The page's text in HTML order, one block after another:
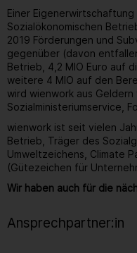
Einer
Sozialökonomischen
2019 Förderungen und
gegenüber (davon
Betrieb, 4,2 MIO Euro auf
weitere 4 MIO auf den
wird wienwork aus Geldern
Sozialministeriumservice,
wienwork ist seit vielen
Betrieb, Träger des
Umweltzeichens, Climate
(Gütezeichen für
Wir haben auch für die
Ansprechpartner:in